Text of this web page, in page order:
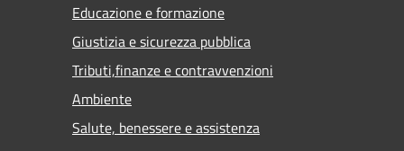
Educazione e formazione
Giustizia e sicurezza pubblica
Tributi,finanze e contravvenzioni
Ambiente
Salute, benessere e assistenza